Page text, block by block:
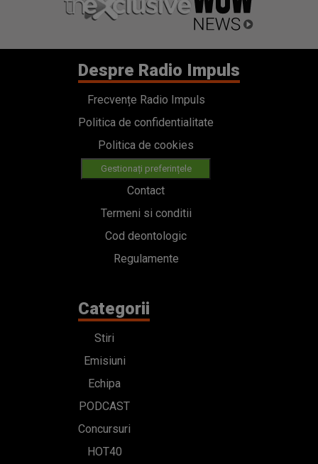
Despre Radio Impuls
Frecvențe Radio Impuls
Politica de confidentialitate
Politica de cookies
Gestionați preferințele
Contact
Termeni si conditii
Cod deontologic
Regulamente
Categorii
Stiri
Emisiuni
Echipa
PODCAST
Concursuri
HOT40